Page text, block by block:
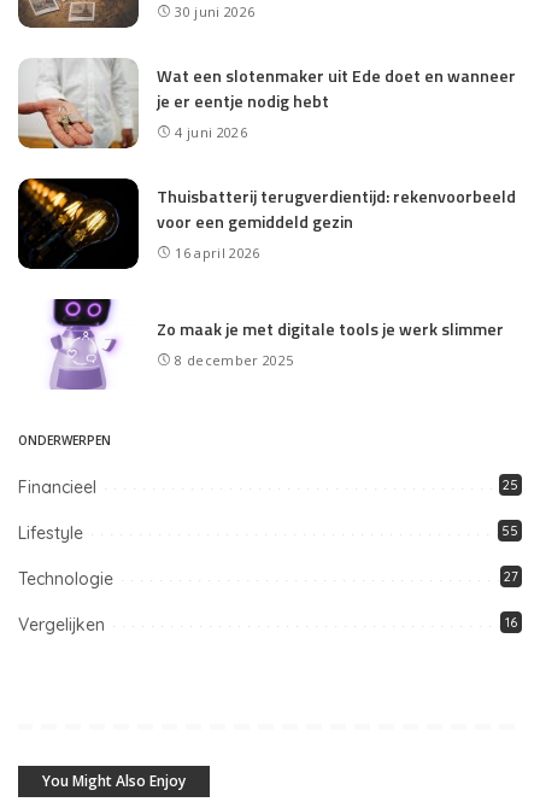
30 juni 2026
Wat een slotenmaker uit Ede doet en wanneer
je er eentje nodig hebt
4 juni 2026
Thuisbatterij terugverdientijd: rekenvoorbeeld
voor een gemiddeld gezin
16 april 2026
Zo maak je met digitale tools je werk slimmer
8 december 2025
ONDERWERPEN
Financieel 25
Lifestyle 55
Technologie 27
Vergelijken 16
You Might Also Enjoy